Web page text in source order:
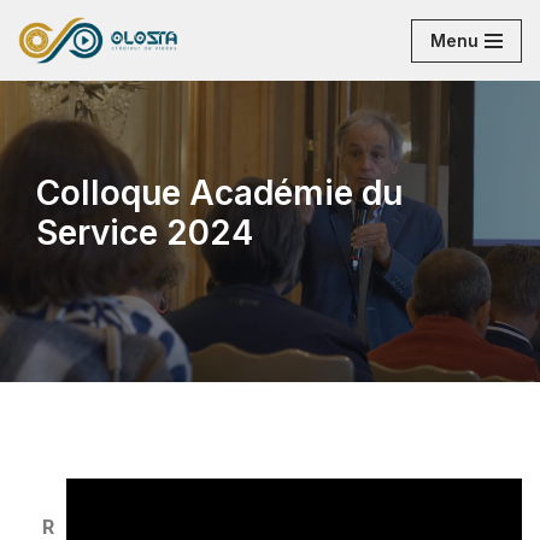
Aller
au
contenu
Menu
Colloque Académie du
Service 2024
R